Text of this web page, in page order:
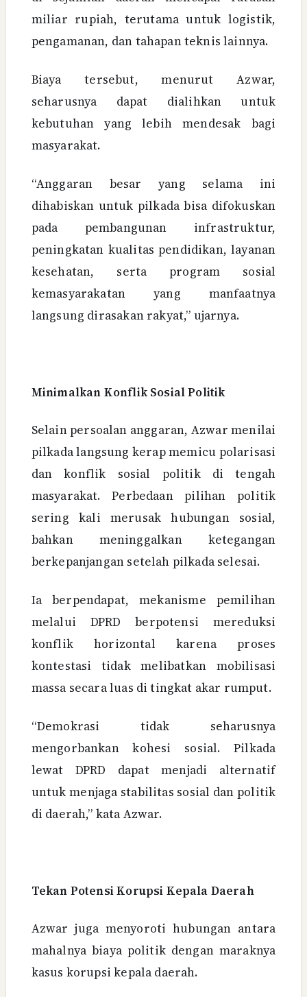
miliar rupiah, terutama untuk logistik,
pengamanan, dan tahapan teknis lainnya.
Biaya tersebut, menurut Azwar,
seharusnya dapat dialihkan untuk
kebutuhan yang lebih mendesak bagi
masyarakat.
“Anggaran besar yang selama ini
dihabiskan untuk pilkada bisa difokuskan
pada pembangunan infrastruktur,
peningkatan kualitas pendidikan, layanan
kesehatan, serta program sosial
kemasyarakatan yang manfaatnya
langsung dirasakan rakyat,” ujarnya.
Minimalkan Konflik Sosial Politik
Selain persoalan anggaran, Azwar menilai
pilkada langsung kerap memicu polarisasi
dan konflik sosial politik di tengah
masyarakat. Perbedaan pilihan politik
sering kali merusak hubungan sosial,
bahkan meninggalkan ketegangan
berkepanjangan setelah pilkada selesai.
Ia berpendapat, mekanisme pemilihan
melalui DPRD berpotensi mereduksi
konflik horizontal karena proses
kontestasi tidak melibatkan mobilisasi
massa secara luas di tingkat akar rumput.
“Demokrasi tidak seharusnya
mengorbankan kohesi sosial. Pilkada
lewat DPRD dapat menjadi alternatif
untuk menjaga stabilitas sosial dan politik
di daerah,” kata Azwar.
Tekan Potensi Korupsi Kepala Daerah
Azwar juga menyoroti hubungan antara
mahalnya biaya politik dengan maraknya
kasus korupsi kepala daerah.